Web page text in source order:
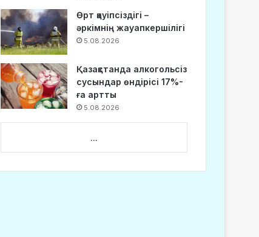
Өрт қауіпсіздігі –
әркімнің жауапкершілігі
5.08.2026
Қазақстанда алкогольсіз
сусындар өндірісі 17%-
ға артты
5.08.2026
...